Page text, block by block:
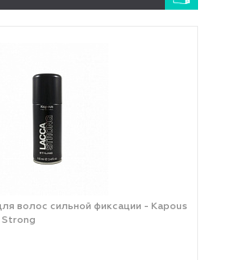
волос сильной фиксации - Kapous
Strong